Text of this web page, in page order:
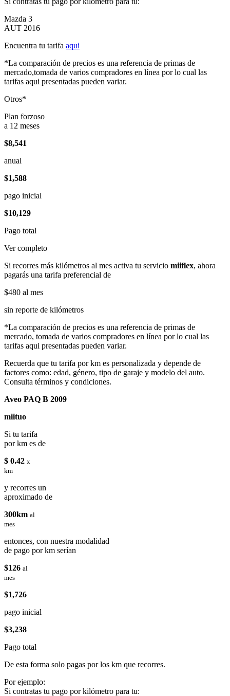
Mazda 3
AUT 2016
Encuentra tu tarifa aqui
*La comparación de precios es una referencia de primas de
mercado,tomada de varios compradores en línea por lo cual las
tarifas aqui presentadas pueden variar.
Otros*
Plan forzoso
a 12 meses
$8,541
anual
$1,588
pago inicial
$10,129
Pago total
Ver completo
Si recorres más kilómetros al mes activa tu servicio miiflex, ahora
pagarás una tarifa preferencial de
$480 al mes
sin reporte de kilómetros
*La comparación de precios es una referencia de primas de
mercado, tomada de varios compradores en línea por lo cual las
tarifas aqui presentadas pueden variar.
Recuerda que tu tarifa por km es personalizada y depende de
factores como: edad, género, tipo de garaje y modelo del auto.
Consulta términos y condiciones.
Aveo PAQ B 2009
miituo
Si tu tarifa
por km es de
$ 0.42 x
km
y recorres un
aproximado de
300km al
mes
entonces, con nuestra modalidad
de pago por km serían
$126 al
mes
$1,726
pago inicial
$3,238
Pago total
De esta forma solo pagas por los km que recorres.
Por ejemplo:
Si contratas tu pago por kilómetro para tu: